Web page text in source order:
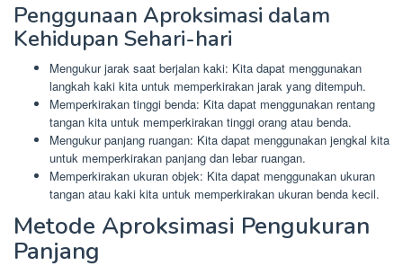
Penggunaan Aproksimasi dalam
Kehidupan Sehari-hari
Mengukur jarak saat berjalan kaki: Kita dapat menggunakan
langkah kaki kita untuk memperkirakan jarak yang ditempuh.
Memperkirakan tinggi benda: Kita dapat menggunakan rentang
tangan kita untuk memperkirakan tinggi orang atau benda.
Mengukur panjang ruangan: Kita dapat menggunakan jengkal kita
untuk memperkirakan panjang dan lebar ruangan.
Memperkirakan ukuran objek: Kita dapat menggunakan ukuran
tangan atau kaki kita untuk memperkirakan ukuran benda kecil.
Metode Aproksimasi Pengukuran
Panjang